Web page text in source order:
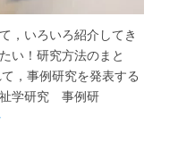
，いろいろ紹介してき
い！研究方法のまと
，事例研究を発表する
祉学研究 事例研